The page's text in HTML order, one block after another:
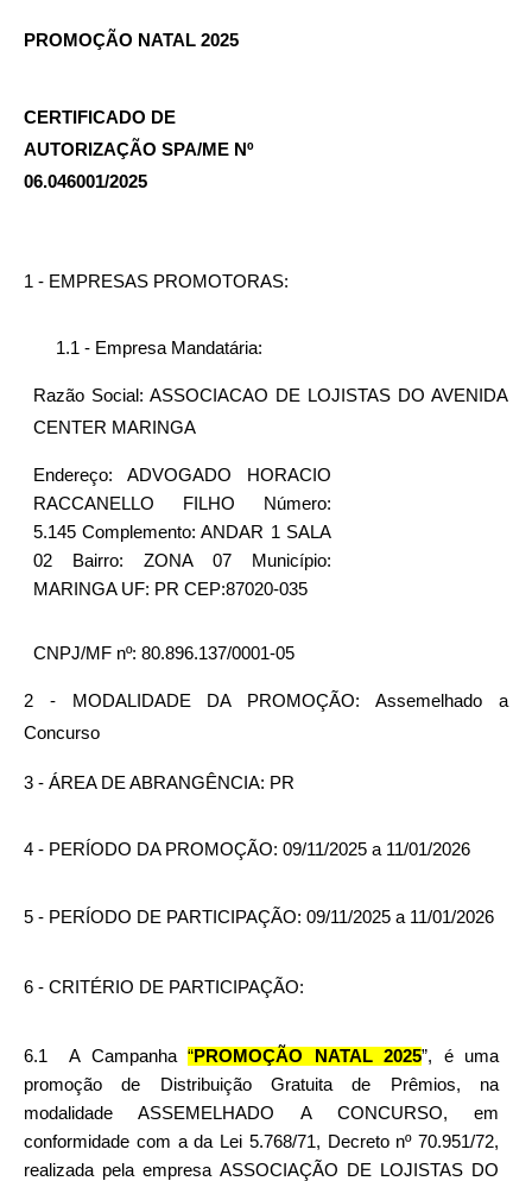
PROMOÇÃO NATAL 2025
CERTIFICADO DE
AUTORIZAÇÃO SPA/ME Nº
06.046001/2025
1 - EMPRESAS PROMOTORAS:
1.1 - Empresa Mandatária:
Razão Social: ASSOCIACAO DE LOJISTAS DO AVENIDA
CENTER MARINGA
Endereço: ADVOGADO HORACIO
RACCANELLO FILHO Número:
5.145 Complemento: ANDAR 1 SALA
02 Bairro: ZONA 07 Município:
MARINGA UF: PR CEP:87020-035
CNPJ/MF nº: 80.896.137/0001-05
2 - MODALIDADE DA PROMOÇÃO: Assemelhado a
Concurso
3 - ÁREA DE ABRANGÊNCIA: PR
4 - PERÍODO DA PROMOÇÃO: 09/11/2025 a 11/01/2026
5 - PERÍODO DE PARTICIPAÇÃO: 09/11/2025 a 11/01/2026
6 - CRITÉRIO DE PARTICIPAÇÃO:
6.1  A Campanha “PROMOÇÃO NATAL 2025”, é uma
promoção de Distribuição Gratuita de Prêmios, na
modalidade ASSEMELHADO A CONCURSO, em
conformidade com a da Lei 5.768/71, Decreto nº 70.951/72,
realizada pela empresa ASSOCIAÇÃO DE LOJISTAS DO